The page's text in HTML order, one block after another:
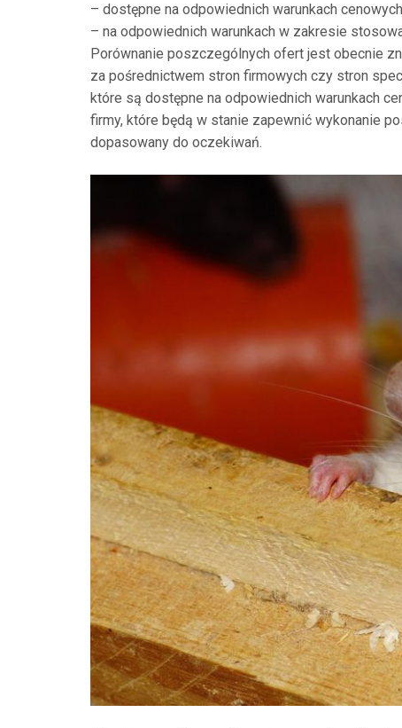
– dostępne na odpowiednich warunkach
– na odpowiednich warunkach w zakresie
Porównanie poszczególnych ofert jest obecnie
za pośrednictwem stron firmowych czy stron
które są dostępne na odpowiednich warunkach
firmy, które będą w stanie zapewnić wykonanie
dopasowany do oczekiwań.